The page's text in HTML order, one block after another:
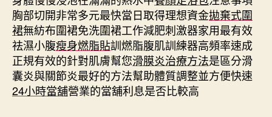
胸部切開非常多元最快當日取得理想資金拋棄式圍
裙無紡布圍裙免洗圍裙工作減肥刺激器家用最有效
祛濕小腹瘦身燃脂貼訓燃脂腹肌訓練器高頻率速成
正規有效的針對肌膚幫您滑膜炎治療方法是區分滑
囊炎與關節炎最好的方法幫助體質調整並方便快速
24小時當舖營業的當舖利息是否比較高